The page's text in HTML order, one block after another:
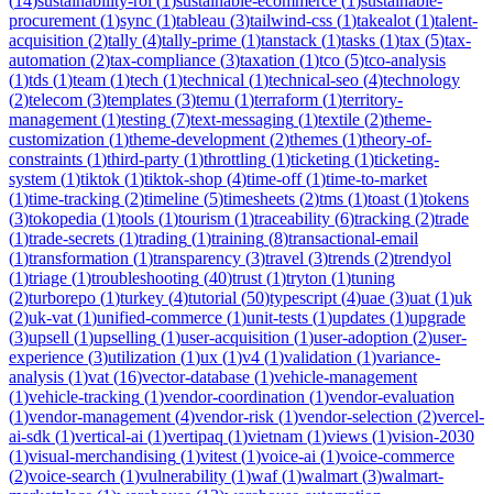
procurement (1)sync (1)tableau (3)tailwind-css (1)takealot (1)talent-
acquisition (2)tally (4)tally-prime (1)tanstack (1)tasks (1)tax (5)tax-
automation (2)tax-compliance (3)taxation (1)tco (5)tco-analysis
(1)tds (1)team (1)tech (1)technical (1)technical-seo (4)technology
(2)telecom (3)templates (3)temu (1)terraform (1)territory-
management (1)testing (7)text-messaging (1)textile (2)theme-
customization (1)theme-development (2)themes (1)theory-of-
constraints (1)third-party (1)throttling (1)ticketing (1)ticketing-
system (1)tiktok (1)tiktok-shop (4)time-off(1)time-to-market
(1)time-tracking (2)timeline (5)timesheets (2)tms (1)toast (1)tokens
(3)tokopedia (1)tools (1)tourism (1)traceability (6)tracking (2)trade
(1)trade-secrets (1)trading (1)training (8)transactional-email
(1)transformation (1)transparency (3)travel (3)trends (2)trendyol
(1)triage (1)troubleshooting (40)trust (1)tryton (1)tuning
(2)turborepo (1)turkey (4)tutorial (50)typescript (4)uae (3)uat (1)uk
(2)uk-vat (1)unified-commerce (1)unit-tests (1)updates (1)upgrade
(3)upsell (1)upselling (1)user-acquisition (1)user-adoption (2)user-
experience (3)utilization (1)ux (1)v4 (1)validation (1)variance-
analysis (1)vat (16)vector-database (1)vehicle-management
(1)vehicle-tracking (1)vendor-coordination (1)vendor-evaluation
(1)vendor-management (4)vendor-risk (1)vendor-selection (2)vercel-
ai-sdk (1)vertical-ai (1)vertipaq (1)vietnam (1)views (1)vision-2030
(1)visual-merchandising (1)vitest (1)voice-ai (1)voice-commerce
(2)voice-search (1)vulnerability (1)waf(1)walmart (3)walmart-